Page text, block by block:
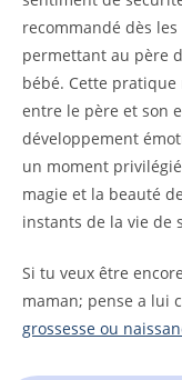
recommandé dès
permettant au père
bébé. Cette
entre le père et son
développement
un moment
magie et la beauté
instants de la vie de
Si tu veux être
maman; pense a lui
grossesse ou